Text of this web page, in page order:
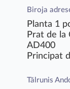
Biroja
Planta 1
Prat de la
AD400
Principat
Tālrunis